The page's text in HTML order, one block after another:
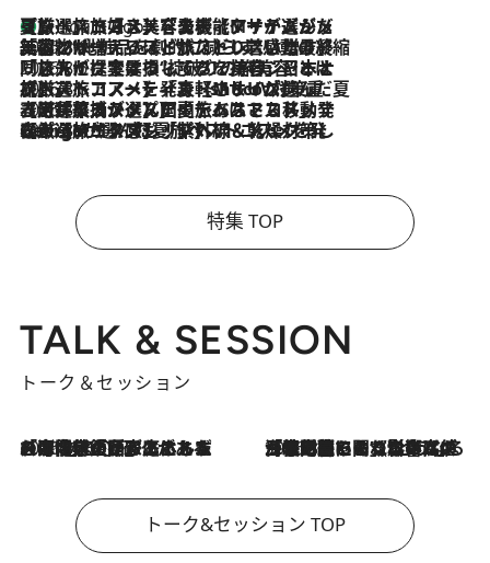
3 Hours Ago
【厳選旅コスメ】「多機能アイテムがメイン！」旅好き美容エディターが選んだ夏旅ベストコスメを発表【Mサイズジップ】
2026.8.6
「荷物が増えるほど旅ストレスは増す」美容ジャーナリストがたどり着いた最終結論。“化粧品を劇的に減らす”感動の凝縮美容とは
2026.8.6
「旅先には金髪ウィッグを持参」日本と同じメイクでは損してる!? 美容ジャーナリストが提案する“掟破りの旅美容”とは
2026.8.6
【厳選旅コスメ】「身軽さ＆UV対策重視！」ヘアアーティストshucoが選んだ夏旅ベストコスメを発表【Mサイズジップ】
2026.8.5
【厳選旅コスメ】国内をあちこち移動する河井菜摘が選んだ夏旅ベストコスメ発表！「リラックスアイテムはマスト」【Mサイズジップ】
2026.8.4
【厳選旅コスメ】「紫外線＆乾燥対策しながらメイク感も！」ヘア＆メイクGeorgeが選んだ夏旅ベストコスメを発表！【Mサイズジップ】
特集 TOP
TALK & SESSION
トーク＆セッション
2026.8.3
「今後値上げがあるとすれば…」「リスクがあるのは今年の冬」エネルギー専門家が語る、ホルムズ海峡封鎖が家庭にもたらす“ある心配” 2026.8.3
「住宅建てられない…」「サーチャージ料の高値が続いている」ホルムズ海峡封鎖による影響はいつまで続く？《エネルギー専門家に聞く“どうなる日本の暮らし”》
トーク&セッション TOP